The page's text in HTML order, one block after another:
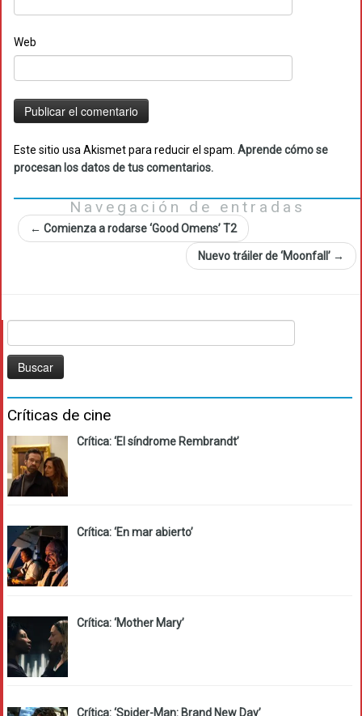
Web
Este sitio usa Akismet para reducir el spam. Aprende cómo se
procesan los datos de tus comentarios.
Navegación de entradas
← Comienza a rodarse ‘Good Omens’ T2
Nuevo tráiler de ‘Moonfall’ →
Críticas de cine
Crítica: ‘El síndrome Rembrandt’
Crítica: ‘En mar abierto’
Crítica: ‘Mother Mary’
Crítica: ‘Spider-Man: Brand New Day’